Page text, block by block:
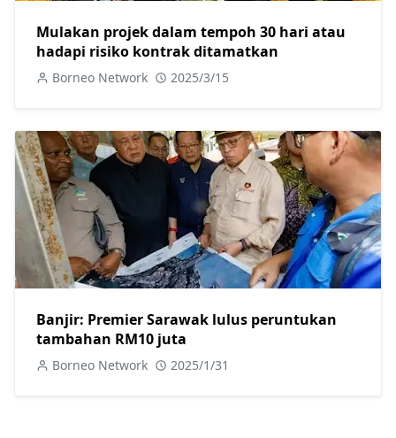
Mulakan projek dalam tempoh 30 hari atau
hadapi risiko kontrak ditamatkan
Borneo Network 2025/3/15
Banjir: Premier Sarawak lulus peruntukan
tambahan RM10 juta
Borneo Network 2025/1/31